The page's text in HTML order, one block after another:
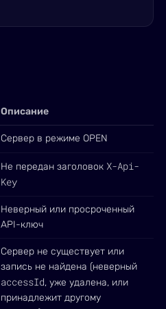
Описание
Сервер в режиме OPEN
Не передан заголовок X-Api-
Key
Неверный или просроченный
API-ключ
Сервер не существует или
запись не найдена (неверный
accessId, уже удалена, или
принадлежит другому